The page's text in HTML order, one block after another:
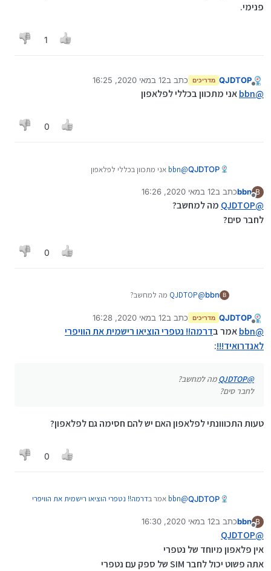
פנימי.
1
מנותק
QJDTOP מדריכים כתב ב12 במאי 2020, 16:25
נערך לאחרונה על ידי QJDTOP5 בדצמ׳ 2020, 16:28
@
bbnאני מתכוון בכללי לפלאפון
0
QJDTOP
@
bbn אני מתכוון בכללי לפלאפון
B
מנותק
bbnכתב ב12 במאי 2020, 16:26
נערך לאחרונה על ידי
@
QJDTOP מה למחשב?
לחבר סים?
0
B
bbn
@
QJDTOP מה למחשב?
מנותק
QJDTOP מדריכים כתב ב12 במאי 2020, 16:28
נערך לאחרונה על ידי
@
bbnאמר בדרמה!! נטפרי הוציאו רישמית את הוויפרי
לאנדרואיד!!!:
@
QJDTOPמה למחשב?
לחבר סים?
טעות התכווונתי לפלאפון האם יש להם חסימה גם לפלאפון?
0
QJDTOP
@
bbn אמר בדרמה!! נטפרי הוציאו רישמית את הוויפרי
טעות התכווונתי לפלאפון האם יש להם חסימה גם
לפלאפון?
B
מנותק
bbnכתב ב12 במאי 2020, 16:30
נערך לאחרונה על ידי
@
QJDTOP
אין פלאפון מיוחד של נטפרי
אתה פשוט יכול לחבר SIM של ספק עם נטפרי